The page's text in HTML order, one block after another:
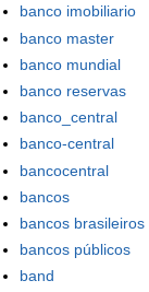
banco imobiliario
banco master
banco mundial
banco reservas
banco_central
banco-central
bancocentral
bancos
bancos brasileiros
bancos públicos
band